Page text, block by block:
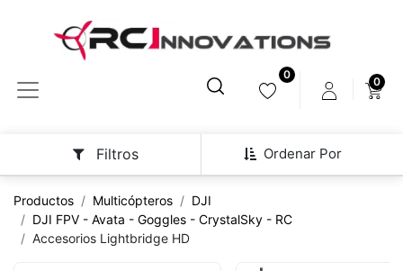
0
0
Ordenar Por
Filtros
Productos Multicópteros
DJI
DJI FPV - Avata - Goggles - CrystalSky - RC
Accesorios Lightbridge HD